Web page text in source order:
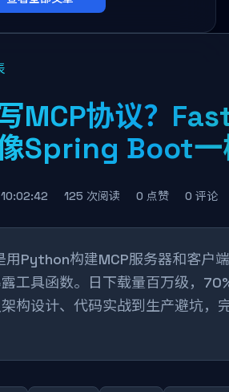
MCP协议？
Spring Boot一
125 次阅读 0 点赞 0 评论
用Python构建MCP服务器和客户
工具函数。日下载量百万级，
构设计、代码实战到生产避坑，